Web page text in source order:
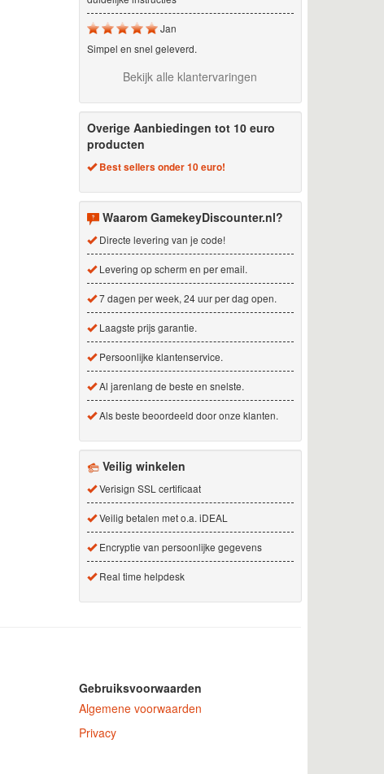
Jan
Simpel en snel geleverd.
Bekijk alle klantervaringen
Overige Aanbiedingen tot 10 euro
producten
Best sellers onder 10 euro!
Waarom GamekeyDiscounter.nl?
Directe levering van je code!
Levering op scherm en per email.
7 dagen per week, 24 uur per dag open.
Laagste prijs garantie.
Persoonlijke klantenservice.
Al jarenlang de beste en snelste.
Als beste beoordeeld door onze klanten.
Veilig winkelen
Verisign SSL certificaat
Veilig betalen met o.a. iDEAL
Encryptie van persoonlijke gegevens
Real time helpdesk
Gebruiksvoorwaarden
Algemene voorwaarden
Privacy